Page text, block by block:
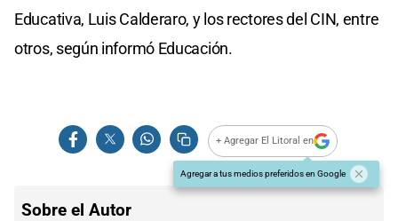
Educativa, Luis Calderaro, y los rectores del CIN, entre
otros, según informó Educación.
+ Agregar El Litoral en
Agregar a tus medios preferidos en Google
Sobre el Autor